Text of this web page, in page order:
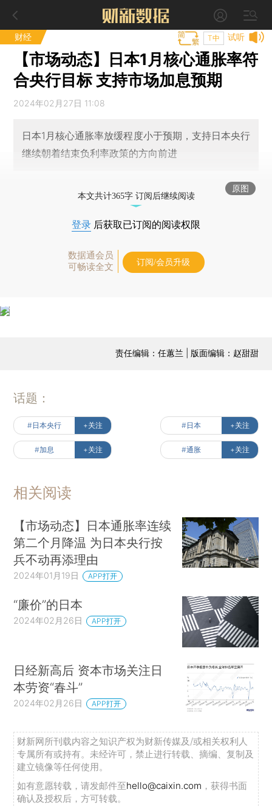
财经 试听
T中
【市场动态】日本1月核心通胀率符
合央行目标 支持市场加息预期
2024年02月27日 11:08
日本1月核心通胀率放缓程度小于预期，支持日本央行
继续朝着结束负利率政策的方向前进
原图
本文共计365字 订阅后继续阅读
登录 后获取已订阅的阅读权限
数据通会员
可畅读全文
订阅/会员升级
责任编辑：任蕙兰 | 版面编辑：赵甜甜
话题：
#日本央行 +关注 #日本 +关注
#加息 +关注 #通胀 +关注
相关阅读
【市场动态】日本通胀率连续
第二个月降温 为日本央行按
兵不动再添理由
2024年01月19日 APP打开
“廉价”的日本
2024年02月26日 APP打开
日经新高后 资本市场关注日
本劳资“春斗”
2024年02月26日 APP打开
财新网所刊载内容之知识产权为财新传媒及/或相关权利人
专属所有或持有。未经许可，禁止进行转载、摘编、复制及
建立镜像等任何使用。
如有意愿转载，请发邮件至hello@caixin.com ，获得书面
确认及授权后，方可转载。